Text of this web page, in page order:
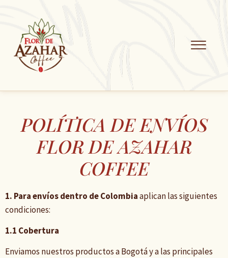
POLÍTICA DE ENVÍOS
FLOR DE AZAHAR
COFFEE
1. Para envíos dentro de Colombiaaplican las siguientes
condiciones:
1.1 Cobertura
Enviamos nuestros productos a Bogotá y a las principales